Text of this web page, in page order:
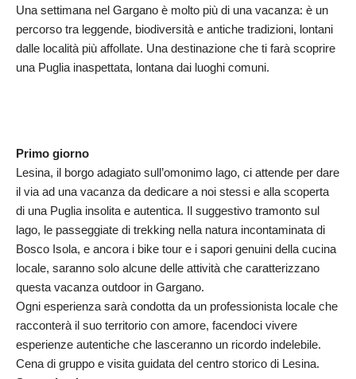
Una settimana nel Gargano è molto più di una vacanza: è un
percorso tra leggende, biodiversità e antiche tradizioni, lontani
dalle località più affollate. Una destinazione che ti farà scoprire
una Puglia inaspettata, lontana dai luoghi comuni.
Primo giorno
Lesina, il borgo adagiato sull’omonimo lago, ci attende per dare
il via ad una vacanza da dedicare a noi stessi e alla scoperta
di una Puglia insolita e autentica. Il suggestivo tramonto sul
lago, le passeggiate di trekking nella natura incontaminata di
Bosco Isola, e ancora i bike tour e i sapori genuini della cucina
locale, saranno solo alcune delle attività che caratterizzano
questa vacanza outdoor in Gargano.
Ogni esperienza sarà condotta da un professionista locale che
racconterà il suo territorio con amore, facendoci vivere
esperienze autentiche che lasceranno un ricordo indelebile.
Cena di gruppo e visita guidata del centro storico di Lesina.